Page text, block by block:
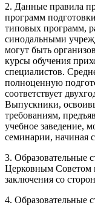
2. Данные правила
программ
типовых программ,
синодальными
могут быть
курсы обучения
специалистов.
полноценную
соответствует
Выпускники,
требованиям,
учебное заведение,
семинарии, начиная с
3. Образовательные
Церковным Советом
заключения со
4. Образовательные